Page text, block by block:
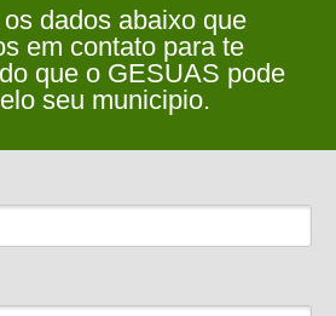
dados abaixo que
em contato para te
que o GESUAS pode
seu municipio.